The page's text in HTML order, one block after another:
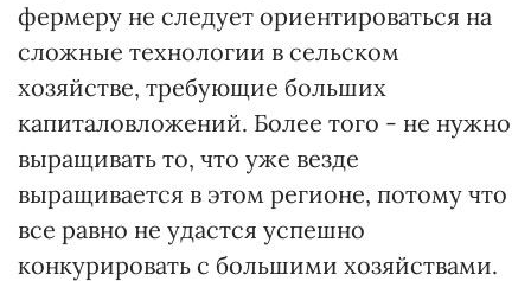
фермеру не следует ориентироваться на
сложные технологии в сельском
хозяйстве, требующие больших
капиталовложений. Более того - не нужно
выращивать то, что уже везде
выращивается в этом регионе, потому что
все равно не удастся успешно
конкурировать с большими хозяйствами.